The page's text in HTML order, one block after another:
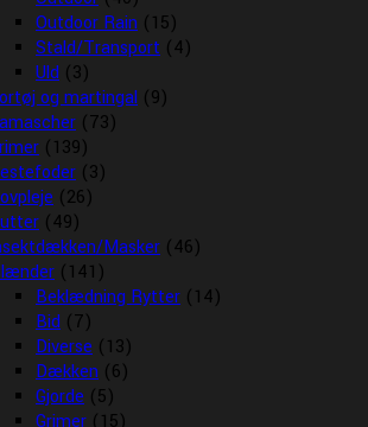
Outdoor Rain (15)
Stald/Transport (4)
Uld (3)
og martingal (9)
(73)
(139)
(3)
(26)
(49)
Masker (46)
(141)
Beklædning Rytter (14)
Bid (7)
Diverse (13)
Dækken (6)
Gjorde (5)
Grimer (15)